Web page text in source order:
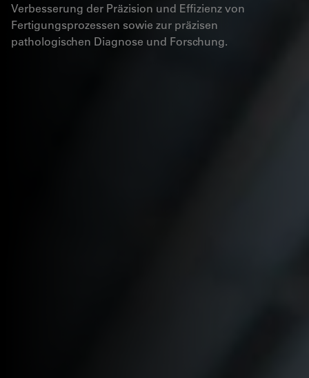
Verbesserung der Präzision und Effizienz von
Fertigungsprozessen sowie zur präzisen
pathologischen Diagnose und Forschung.